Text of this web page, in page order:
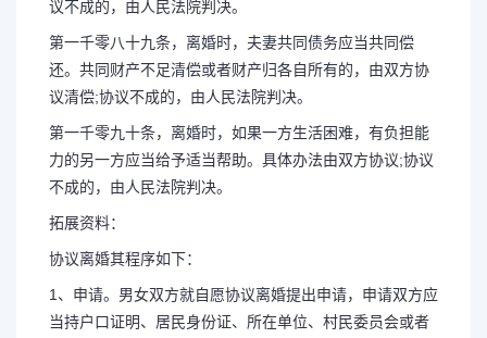
议不成的，由人民法院判决。
第一千零八十九条，离婚时，夫妻共同债务应当共同偿
还。共同财产不足清偿或者财产归各自所有的，由双方协
议清偿;协议不成的，由人民法院判决。
第一千零九十条，离婚时，如果一方生活困难，有负担能
力的另一方应当给予适当帮助。具体办法由双方协议;协议
不成的，由人民法院判决。
拓展资料：
协议离婚其程序如下：
1、申请。男女双方就自愿协议离婚提出申请，申请双方应
当持户口证明、居民身份证、所在单位、村民委员会或者